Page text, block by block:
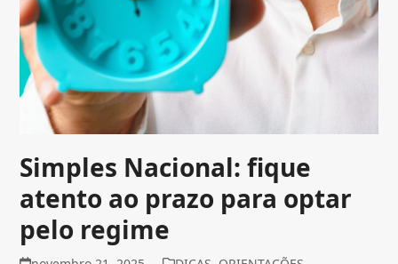
Simples Nacional: fique
atento ao prazo para optar
pelo regime